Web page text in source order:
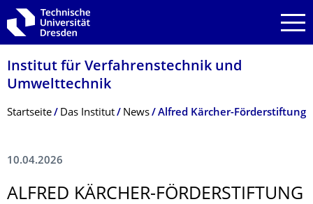
Zur Hauptnavigation springen
Zur Suche springen
Zum Inhalt springen
Institut für Verfahrenstechnik und
Umwelttechnik
Breadcrumb-Menü
Startseite Das Institut News Alfred Kärcher-Förderstiftung
10.04.2026
ALFRED KÄRCHER-FÖRDERSTIFTUNG